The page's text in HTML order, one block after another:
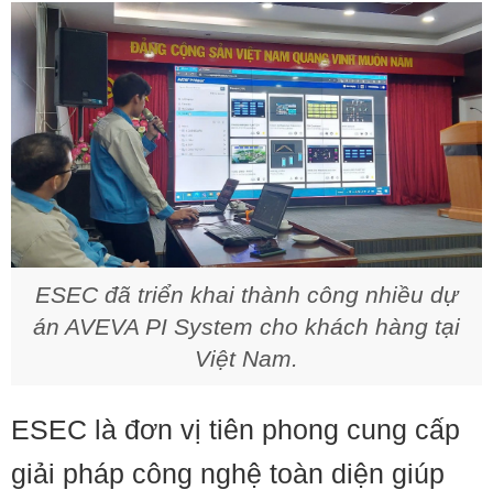
ESEC đã triển khai thành công nhiều dự
án AVEVA PI System cho khách hàng tại
Việt Nam.
ESEC là đơn vị tiên phong cung cấp
giải pháp công nghệ toàn diện giúp